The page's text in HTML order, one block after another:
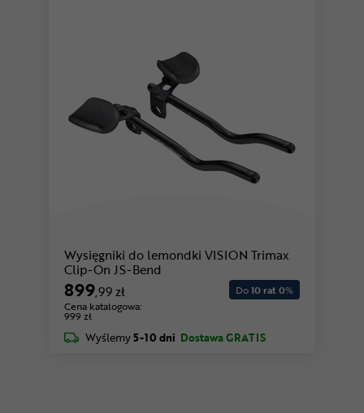
Wysięgniki do lemondki VISION Trimax
Clip-On JS-Bend
899,99 zł
Cena katalogowa:
999 zł
Do10 rat 0%
Wyślemy5-10 dni Dostawa GRATIS